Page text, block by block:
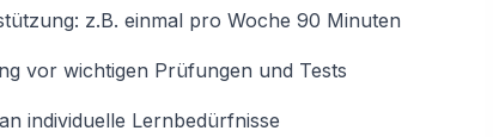
z.B. einmal pro Woche 90 Minuten
vor wichtigen Prüfungen und Tests
individuelle Lernbedürfnisse